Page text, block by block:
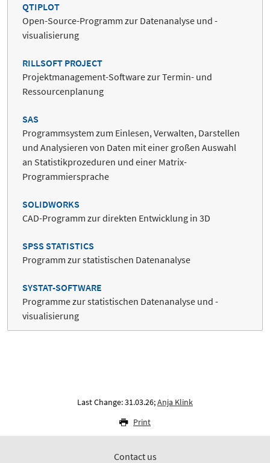
QTIPLOT
Open-Source-Programm zur Datenanalyse und -
visualisierung
RILLSOFT PROJECT
Projektmanagement-Software zur Termin- und
Ressourcenplanung
SAS
Programmsystem zum Einlesen, Verwalten, Darstellen
und Analysieren von Daten mit einer großen Auswahl
an Statistikprozeduren und einer Matrix-
Programmiersprache
SOLIDWORKS
CAD-Programm zur direkten Entwicklung in 3D
SPSS STATISTICS
Programm zur statistischen Datenanalyse
SYSTAT-SOFTWARE
Programme zur statistischen Datenanalyse und -
visualisierung
Last Change: 31.03.26;Anja Klink
Print
Contact us